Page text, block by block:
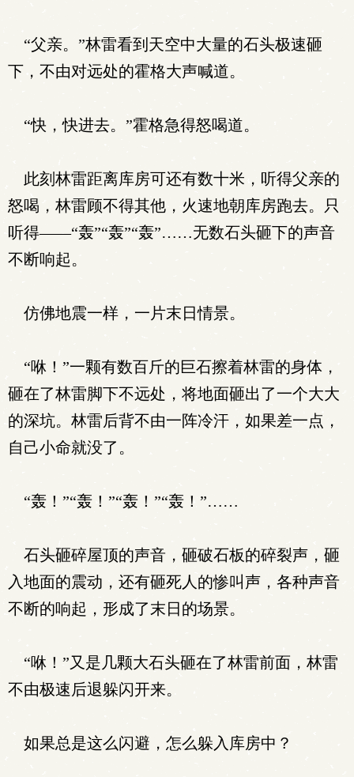
“父亲。”林雷看到天空中大量的石头极速砸
下，不由对远处的霍格大声喊道。
“快，快进去。”霍格急得怒喝道。
此刻林雷距离库房可还有数十米，听得父亲的
怒喝，林雷顾不得其他，火速地朝库房跑去。只
听得——“轰”“轰”“轰”……无数石头砸下的声音
不断响起。
仿佛地震一样，一片末日情景。
“咻！”一颗有数百斤的巨石擦着林雷的身体，
砸在了林雷脚下不远处，将地面砸出了一个大大
的深坑。林雷后背不由一阵冷汗，如果差一点，
自己小命就没了。
“轰！”“轰！”“轰！”“轰！”……
石头砸碎屋顶的声音，砸破石板的碎裂声，砸
入地面的震动，还有砸死人的惨叫声，各种声音
不断的响起，形成了末日的场景。
“咻！”又是几颗大石头砸在了林雷前面，林雷
不由极速后退躲闪开来。
如果总是这么闪避，怎么躲入库房中？